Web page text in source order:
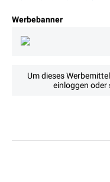
Werbebanner
Um dieses
einloggen oder